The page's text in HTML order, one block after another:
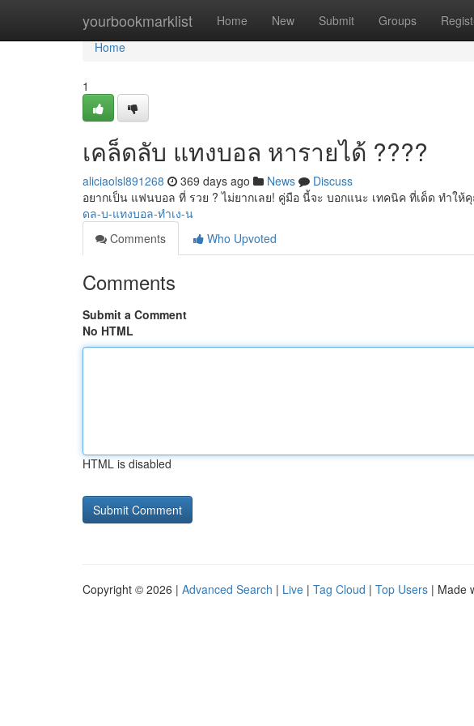
yourbookmarklist Home New Submit Groups
Home
Home
1
เคล็ดลับ แทงบอล หารายได้ ????
aliciaolsl891268 369 days ago News
Discuss
อยากเป็น แฟนบอล ที่ รวย ? ไม่ยากเลย! คู่มือ นี้จะ บอกแนะ เทคนิค ที่เด็ด ทำให้
ดล-บ-แทงบอล-ทำเง-น
Comments
Who Upvoted
Comments
Submit a Comment
No HTML
HTML is disabled
Copyright © 2026 | Advanced Search | Live | Tag Cloud | Top Users | Made